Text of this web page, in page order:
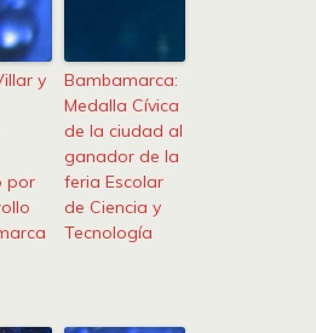
y
por
Bambamarca:
Medalla Cívica
de la ciudad al
ganador de la
feria Escolar
de Ciencia y
Tecnología